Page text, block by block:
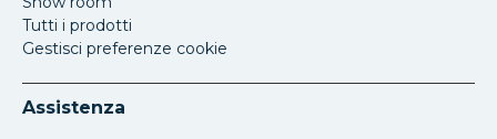
Tutti i prodotti
Gestisci preferenze cookie
Assistenza